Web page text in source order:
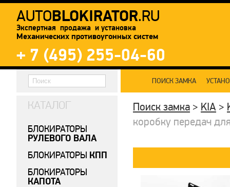
AUTOBLOKIRATOR.RU
Экспертная продажа и установка
Механических противоугонных систем
+ 7 (495) 255-04-60
ПОИСК ЗАМКА
Поиск замка > KIA >
коробку передач
КАТАЛОГ
БЛОКИРАТОРЫ
РУЛЕВОГО ВАЛА
БЛОКИРАТОРЫ КПП
БЛОКИРАТОРЫ
КАПОТА